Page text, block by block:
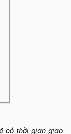
có thời gian giao